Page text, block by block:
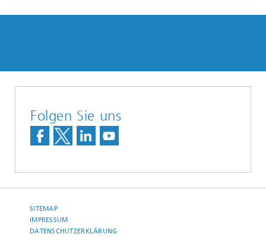
Folgen Sie uns
SITEMAP
IMPRESSUM
DATENSCHUTZERKLÄRUNG